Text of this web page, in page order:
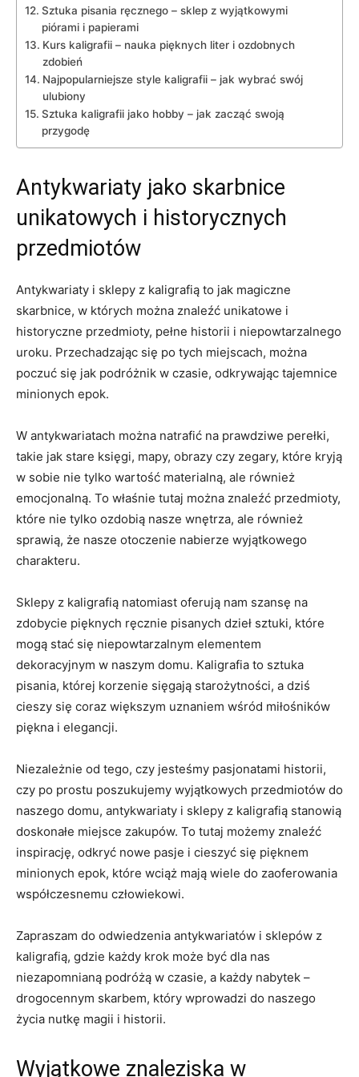
Sztuka pisania​ ręcznego – sklep z wyjątkowymi
piórami i ‍papierami
Kurs kaligrafii ​– nauka pięknych liter i ozdobnych
zdobień
Najpopularniejsze style kaligrafii – jak wybrać‍ swój
ulubiony
Sztuka kaligrafii jako hobby ⁣– jak zacząć swoją
przygodę
Antykwariaty jako skarbnice ​
unikatowych i historycznych
przedmiotów
Antykwariaty i⁤ sklepy z kaligrafią to jak magiczne
skarbnice, w których można‌ znaleźć unikatowe i
historyczne przedmioty, pełne historii i niepowtarzalnego
uroku. Przechadzając się po tych miejscach, można
poczuć ‍się ​jak podróżnik w czasie, odkrywając tajemnice
minionych epok.
W ⁢antykwariatach można natrafić na prawdziwe perełki,
takie jak stare księgi, mapy, obrazy czy⁢ zegary, ‍które ⁢kryją
w sobie nie tylko wartość materialną,⁢ ale również
emocjonalną. To właśnie tutaj można znaleźć przedmioty,
które nie tylko ozdobią ‌nasze wnętrza, ale również
sprawią, że nasze otoczenie⁣ nabierze wyjątkowego
charakteru.
Sklepy z kaligrafią natomiast oferują ‍nam szansę na
zdobycie pięknych⁤ ręcznie pisanych dzieł ⁢sztuki, które
mogą stać się niepowtarzalnym elementem
dekoracyjnym w naszym domu. ⁣Kaligrafia to‌ sztuka
⁣pisania, której⁢ korzenie sięgają starożytności, a dziś
cieszy się‍ coraz większym uznaniem wśród miłośników
⁤piękna i elegancji.
Niezależnie od tego, czy jesteśmy pasjonatami historii,
czy po prostu poszukujemy wyjątkowych przedmiotów do
naszego domu, antykwariaty i sklepy z kaligrafią stanowią
doskonałe ​miejsce zakupów. ⁤To​ tutaj możemy znaleźć
inspirację, odkryć nowe pasje i cieszyć się‍ pięknem⁤
minionych epok, które wciąż mają wiele do zaoferowania‌
współczesnemu człowiekowi.
Zapraszam​ do odwiedzenia antykwariatów i ‍sklepów z
kaligrafią, gdzie ‍każdy krok może być dla nas
niezapomnianą ‍podróżą w ‍czasie,‍ a ​każdy nabytek –
drogocennym skarbem, który wprowadzi do naszego
życia⁣ nutkę magii i historii.
Wyjątkowe⁤ znaleziska ‌w